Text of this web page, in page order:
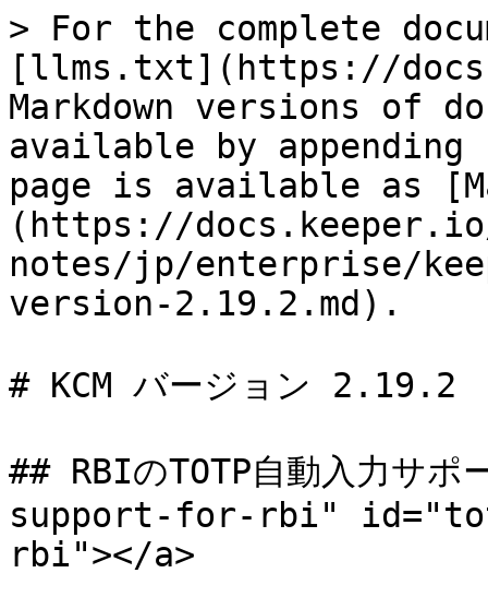
> For the complete
[llms.txt](https://
Markdown versions of
available by
page is available as
(https://
notes/jp/enterprise/
version-2.19.2.md).
# KCM バージョン 2.19.2
## RBIのTOTP自動入力
support-for-rbi"
rbi"></a>